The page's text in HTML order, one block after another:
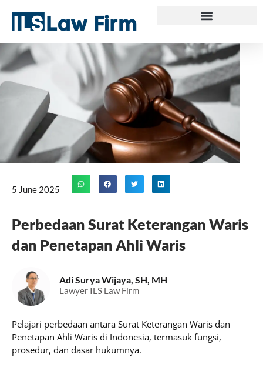
content
5 June 2025
Perbedaan Surat Keterangan Waris
dan Penetapan Ahli Waris
Adi Surya Wijaya, SH, MH
Lawyer ILS Law Firm
Pelajari perbedaan antara Surat Keterangan Waris dan
Penetapan Ahli Waris di Indonesia, termasuk fungsi,
prosedur, dan dasar hukumnya.